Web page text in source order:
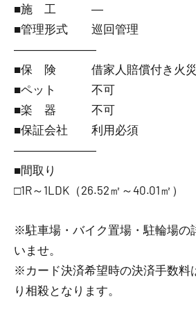
■施 工 ―
■管理形式 巡回管理
―――――――
■保 険 借家人賠償付き火災
■ペット 不可
■楽 器 不可
■保証会社 利用必須
―――――――
■間取り
□1R～1LDK（26.52㎡～40.01㎡）
※駐車場・バイク置場・駐輪場の
いませ。
※カード決済希望時の決済手数料
り相殺となります。